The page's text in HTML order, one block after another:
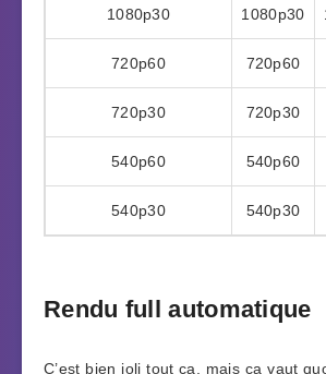
1080p30 1080p30
720p60 720p60
720p30 720p30
540p60 540p60
540p30 540p30
Rendu full automatique
C’est bien joli tout ça, mais ça vaut